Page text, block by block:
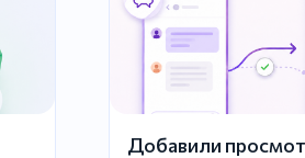
Добавили